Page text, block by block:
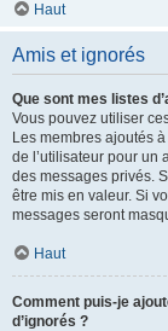
Haut
Amis et ignorés
Que sont mes listes
Vous pouvez utiliser
Les membres ajoutés
de l’utilisateur pour un
des messages privés.
être mis en valeur. Si
messages seront
Haut
Comment puis-je
d’ignorés ?